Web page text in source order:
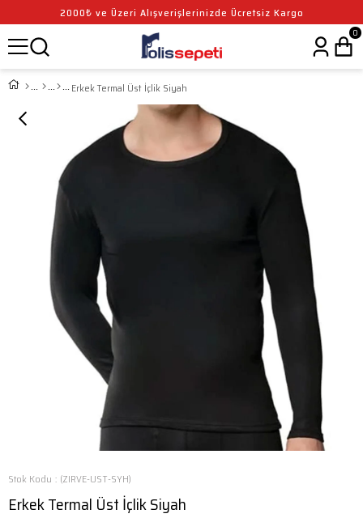
2000₺ ve Üzeri Alışverişlerinizde Ücretsiz Kargo
0
Erkek Termal Üst İçlik Siyah
Stok Kodu (ZIRVE-UST-SYH)
Erkek Termal Üst İçlik Siyah